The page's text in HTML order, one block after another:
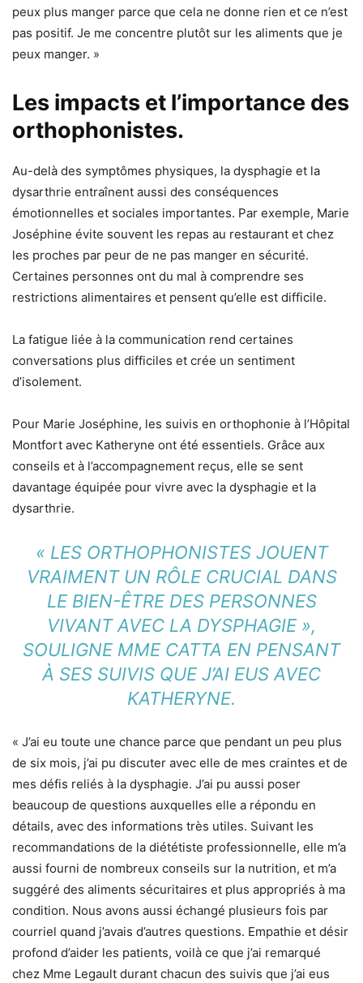
peux plus manger parce que cela ne donne rien et ce n’est
pas positif. Je me concentre plutôt sur les aliments que je
peux manger. »
Les impacts et l’importance des
orthophonistes.
Au-delà des symptômes physiques, la dysphagie et la
dysarthrie entraînent aussi des conséquences
émotionnelles et sociales importantes. Par exemple, Marie
Joséphine évite souvent les repas au restaurant et chez
les proches par peur de ne pas manger en sécurité.
Certaines personnes ont du mal à comprendre ses
restrictions alimentaires et pensent qu’elle est difficile.
La fatigue liée à la communication rend certaines
conversations plus difficiles et crée un sentiment
d’isolement.
Pour Marie Joséphine, les suivis en orthophonie à l’Hôpital
Montfort avec Katheryne ont été essentiels. Grâce aux
conseils et à l’accompagnement reçus, elle se sent
davantage équipée pour vivre avec la dysphagie et la
dysarthrie.
« LES ORTHOPHONISTES JOUENT
VRAIMENT UN RÔLE CRUCIAL DANS
LE BIEN-ÊTRE DES PERSONNES
VIVANT AVEC LA DYSPHAGIE »,
SOULIGNE MME CATTA EN PENSANT
À SES SUIVIS QUE J’AI EUS AVEC
KATHERYNE.
« J’ai eu toute une chance parce que pendant un peu plus
de six mois, j’ai pu discuter avec elle de mes craintes et de
mes défis reliés à la dysphagie. J’ai pu aussi poser
beaucoup de questions auxquelles elle a répondu en
détails, avec des informations très utiles. Suivant les
recommandations de la diététiste professionnelle, elle m’a
aussi fourni de nombreux conseils sur la nutrition, et m’a
suggéré des aliments sécuritaires et plus appropriés à ma
condition. Nous avons aussi échangé plusieurs fois par
courriel quand j’avais d’autres questions. Empathie et désir
profond d’aider les patients, voilà ce que j’ai remarqué
chez Mme Legault durant chacun des suivis que j’ai eus